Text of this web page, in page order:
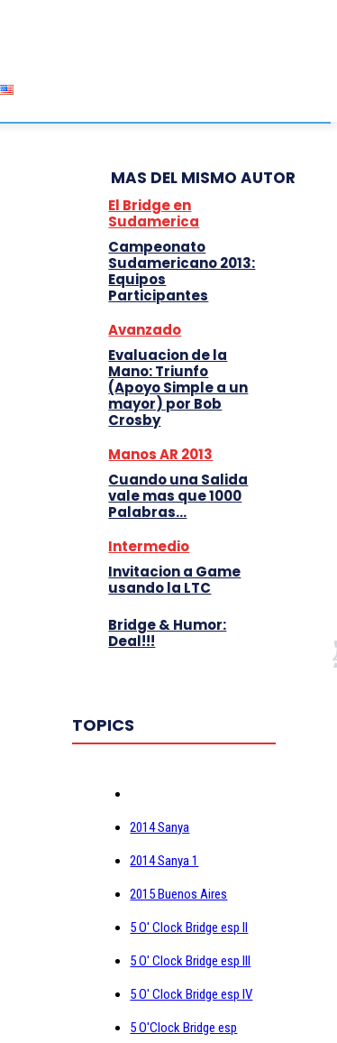
MAS DEL MISMO AUTOR
El Bridge en
Sudamerica
Campeonato
Sudamericano 2013:
Equipos
Participantes
Avanzado
Evaluacion de la
Mano: Triunfo
(Apoyo Simple a un
mayor) por Bob
Crosby
Manos AR 2013
Cuando una Salida
vale mas que 1000
Palabras…
Intermedio
Invitacion a Game
usando la LTC
Bridge & Humor:
Deal!!!
TOPICS
2014 Sanya
2014 Sanya 1
2015 Buenos Aires
5 O' Clock Bridge esp II
5 O' Clock Bridge esp III
5 O' Clock Bridge esp IV
5 O'Clock Bridge esp